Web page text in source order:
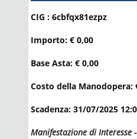
CIG : 6cbfqx81ezpz
Importo: € 0,00
Base Asta: € 0,00
Costo della Manodopera:
Scadenza: 31/07/2025
Manifestazione di Interesse -